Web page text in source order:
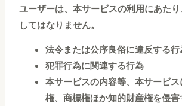
ユーザーは、本サービスの利用にあた
してはなりません。
法令または公序良俗に違反する行
犯罪行為に関連する行為
本サービスの内容等、本サービ
権、商標権ほか知的財産権を侵